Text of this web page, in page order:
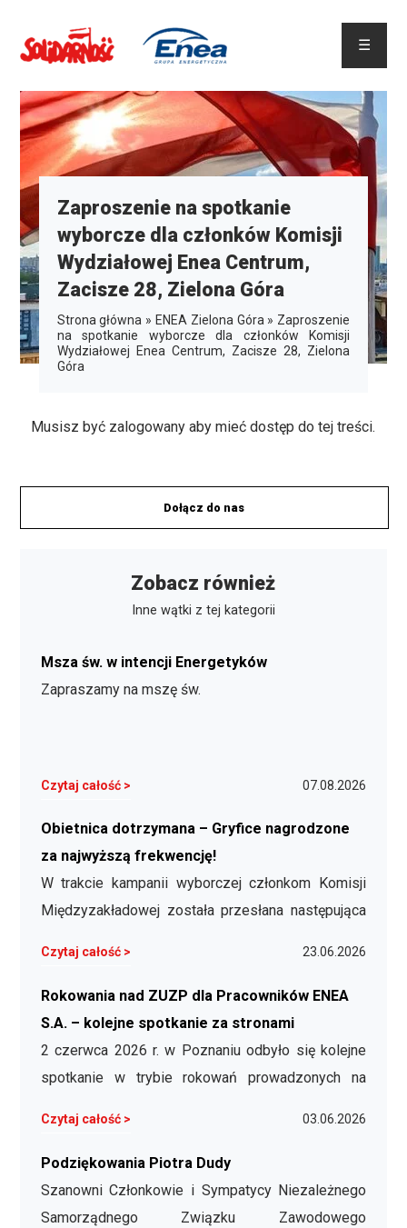
Zaproszenie na spotkanie
wyborcze dla członków Komisji
Wydziałowej Enea Centrum,
Zacisze 28, Zielona Góra
Strona główna » ENEA Zielona Góra» Zaproszenie
na spotkanie wyborcze dla członków Komisji
Wydziałowej Enea Centrum, Zacisze 28, Zielona
Góra
Musisz być zalogowany aby mieć dostęp do tej treści.
Dołącz do nas
Zobacz również
Inne wątki z tej kategorii
Msza św. w intencji Energetyków
Zapraszamy na mszę św.
Czytaj całość > 07.08.2026
Obietnica dotrzymana – Gryfice nagrodzone
za najwyższą frekwencję!
W trakcie kampanii wyborczej członkom Komisji
Międzyzakładowej została przesłana następująca
kandydatów w wyborach do RN i Zarządu Enei
Operator! Pokazaliśmy siłę, ale czas na
decydujące starcie! 🤜🤛 Przed nami II tura …
Czytaj całość > 23.06.2026
Rokowania nad ZUZP dla Pracowników ENEA
S.A. – kolejne spotkanie za stronami
2 czerwca 2026 r. w Poznaniu odbyło się kolejne
spotkanie w trybie rokowań prowadzonych na
Pracowników ENEA S.A. W spotkaniu uczestniczyli
przedstawiciele wszystkich organizacji
związkowych biorących udział w rokowaniach:
Czytaj całość > 03.06.2026
Podziękowania Piotra Dudy
Szanowni Członkowie i Sympatycy Niezależnego
Samorządnego Związku Zawodowego
☰